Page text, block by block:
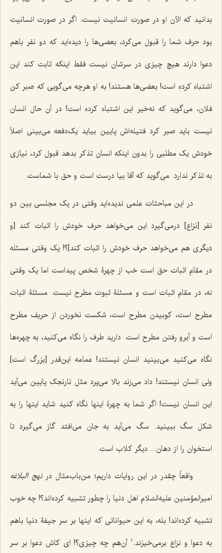
بدانید که الآن او در ‌صورت انسانیت نیست. اگر در صورت انسانیت
بود حرف شما را قبول مى‌کرد، بعضى‌ها را دیده‌اید که دو نفر باهم
دعوا دارند هیچ چیزى در سر‌شان نیست فقط اینکه ثابت کند این
اشتباه کرده است! بعضى‌ها هستند! به او هرچه مى‌گویى که صبر کن
فلان، می‌گوید که نه‌خیر این اشتباه کرده است! در آن حال انسان
نیست باید صبر کرد فتیله‌اش پایین بیاید یک‌دفعه مى‌بینى اصلاً
خودش یک مطلبى را بدون اینکه انسان تذکر بدهد قبول کرد، نیازى
به تذکر ندارد. می‌گوید که آقا بیا درست است و حق با شماست.
در این مباحثات علمى ندیده‌اید وقتى در یک مجلسى بین دو
نفر [نزاع] درمى‌گیرد این مى‌خواهد حرف خودش را اثبات کند [و
دیگری هم می‌خواهد حرف خودش را اثبات کند]؟! یک وقتى مسئله
در مقام اثبات حق است خب از چهرۀ شخص پیداست اما یک وقتى
نه، در مقام اثبات است و مسئلۀ ثبوت مطرح نیست. مسئلۀ اثبات
مطرح است، کوبیدن مطرح است، شکست نخوردن از حریف مطرح
است و آبرو رفتن مطرح است. دارید طرف را نگاه مى‌کنید، به چهره‌ها
نگاه می‌کنید مى‌بینید انسان نیستند! عمامه این‌قدر [بزرگ است]
ولى انسان نیستند! داد مى‌زند بالا مى‌پرد مثل نارنجک پایین مى‌آید
این انسان نیست! اگر شما به چهرۀ اینها نگاه کنید شاید اینها را به
شکل سگ ببینید. سگ مى‌آید به جان مى‌افتد گاز مى‌گیرد تا
استخوان را از دهان... دیگر کلاب است.
واقعاً چقدر در این روایات داریم؛ من‌باب‌مثال درنهج البلاغه
امیرالمؤمنین علیه‌السّلام اهل دنیا را چطور تشبیه کرده‌اند؟! چه خوب
تشبیه کرده‌اند! بله، به این حیواناتى که اینها بر سر جیفۀ دنیا باهم
به دعوا و نزاع برمى‌خیزند. 1 آن‌‌هم چه چیزی؟! اى کاش دعوا بر سر